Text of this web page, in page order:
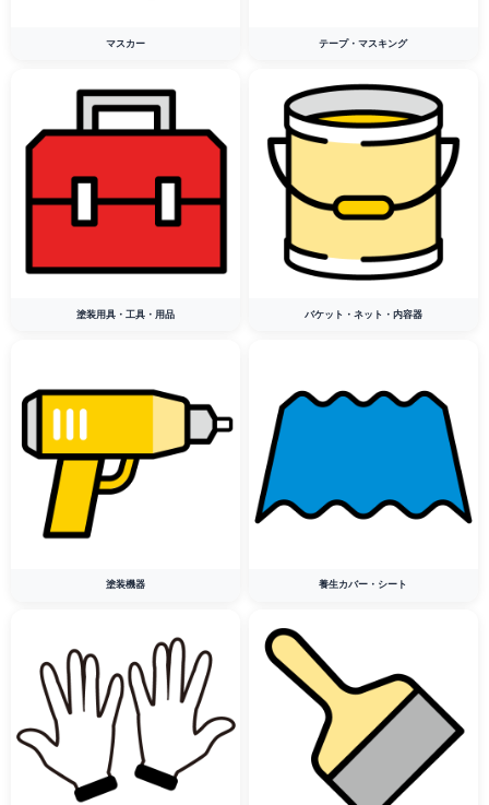
マスカー テープ・マスキング
塗装用具・工具・用品 バケット・ネット・内容器
塗装機器 養生カバー・シート